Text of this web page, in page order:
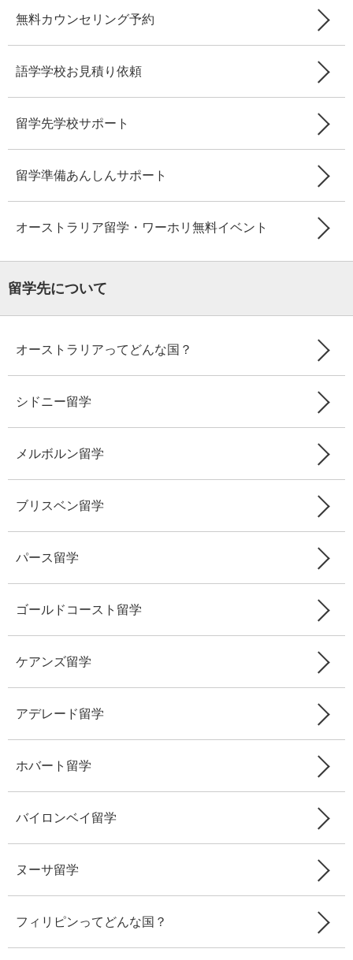
無料カウンセリング予約
語学学校お見積り依頼
留学先学校サポート
留学準備あんしんサポート
オーストラリア留学・ワーホリ無料イベント
留学先について
オーストラリアってどんな国？
シドニー留学
メルボルン留学
ブリスベン留学
パース留学
ゴールドコースト留学
ケアンズ留学
アデレード留学
ホバート留学
バイロンベイ留学
ヌーサ留学
フィリピンってどんな国？